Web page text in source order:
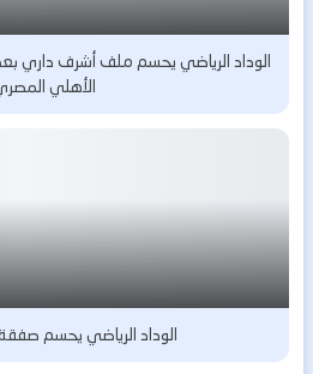
الوداد الرياضي يحسم ملف أشرف داري
الأهلي
الوداد الرياضي يحسم